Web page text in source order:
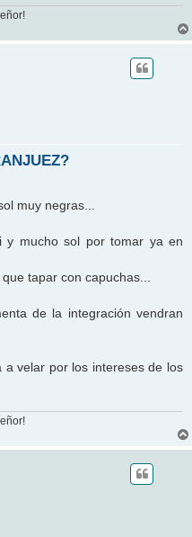
muy negras...
y mucho sol por tomar ya en
tapar con capuchas...
de la integración vendran
a velar por los intereses de los